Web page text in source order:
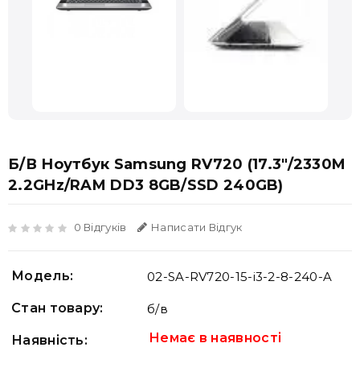
Б/В Ноутбук Samsung RV720 (17.3"/2330M
2.2GHz/RAM DD3 8GB/SSD 240GB)
0 Відгуків Написати Відгук
Модель: 02-SA-RV720-15-i3-2-8-240-A
Стан товару: б/в
Наявність: Немає в наявності